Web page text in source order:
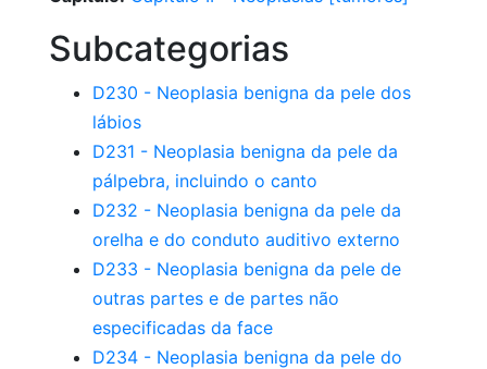
Subcategorias
D230 - Neoplasia benigna da pele dos
lábios
D231 - Neoplasia benigna da pele da
pálpebra, incluindo o canto
D232 - Neoplasia benigna da pele da
orelha e do conduto auditivo externo
D233 - Neoplasia benigna da pele de
outras partes e de partes não
especificadas da face
D234 - Neoplasia benigna da pele do